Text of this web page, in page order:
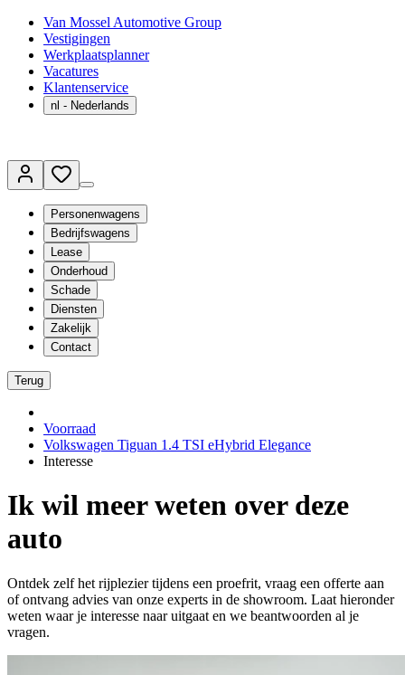
Van Mossel Automotive Group
Vestigingen
Werkplaatsplanner
Vacatures
Klantenservice
nl - Nederlands
Personenwagens
Bedrijfswagens
Lease
Onderhoud
Schade
Diensten
Zakelijk
Contact
Terug
Voorraad
Volkswagen Tiguan 1.4 TSI eHybrid Elegance
Interesse
Ik wil meer weten over deze
auto
Ontdek zelf het rijplezier tijdens een proefrit, vraag een offerte aan
of ontvang advies van onze experts in de showroom. Laat hieronder
weten waar je interesse naar uitgaat en we beantwoorden al je
vragen.